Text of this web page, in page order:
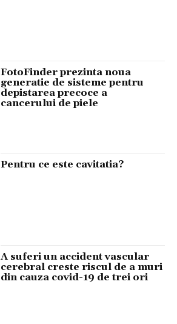
FotoFinder prezinta noua
generatie de sisteme pentru
depistarea precoce a
cancerului de piele
Pentru ce este cavitatia?
A suferi un accident vascular
cerebral creste riscul de a muri
din cauza covid-19 de trei ori